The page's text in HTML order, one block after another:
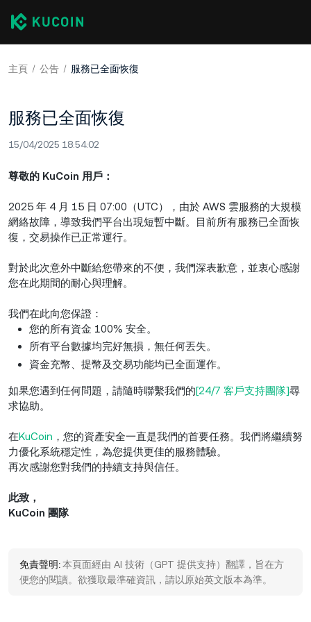
主頁 公告 服務已全面恢復
服務已全面恢復
15/04/2025 18:54:02
尊敬的 KuCoin 用戶：
2025 年 4 月 15 日 07:00（UTC），由於 AWS 雲服務的大規模
網絡故障，導致我們平台出現短暫中斷。目前所有服務已全面恢
復，交易操作已正常運行。
對於此次意外中斷給您帶來的不便，我們深表歉意，並衷心感謝
您在此期間的耐心與理解。
我們在此向您保證：
您的所有資金 100% 安全。
所有平台數據均完好無損，無任何丟失。
資金充幣、提幣及交易功能均已全面運作。
如果您遇到任何問題，請隨時聯繫我們的[24/7 客戶支持團隊]尋
求協助。
在KuCoin ，您的資產安全一直是我們的首要任務。我們將繼續努
力優化系統穩定性，為您提供更佳的服務體驗。
再次感謝您對我們的持續支持與信任。
此致，
KuCoin 團隊
免責聲明:本頁面經由 AI 技術（GPT 提供支持）翻譯，旨在方
便您的閱讀。欲獲取最準確資訊，請以原始英文版本為準。